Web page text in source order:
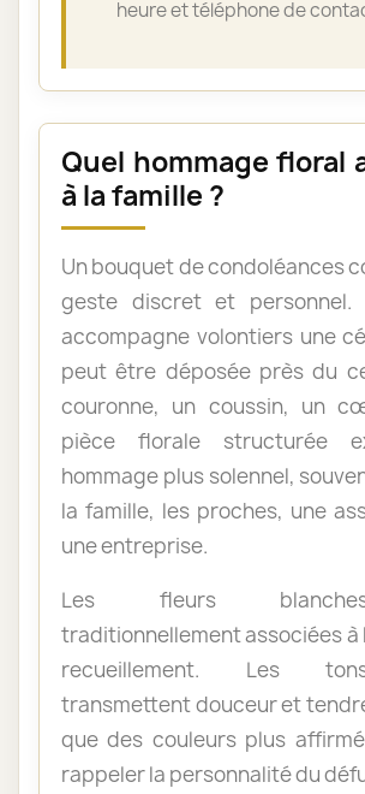
heure et téléphone de
Quel hommage floral
à la famille ?
Un bouquet de condoléances
geste discret et personnel.
accompagne volontiers une
peut être déposée près du
couronne, un coussin, un
pièce florale structurée
hommage plus solennel,
la famille, les proches, une
une entreprise.
Les fleurs
traditionnellement associées à
recueillement. Les
transmettent douceur et
que des couleurs plus
rappeler la personnalité du